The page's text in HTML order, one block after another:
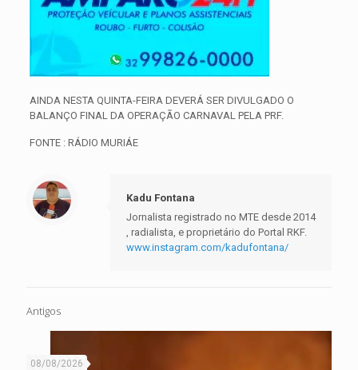
AINDA NESTA QUINTA-FEIRA DEVERÁ SER DIVULGADO O
BALANÇO FINAL DA OPERAÇÃO CARNAVAL PELA PRF.
FONTE : RÁDIO MURIÁE
Kadu Fontana
Jornalista registrado no MTE desde 2014
, radialista, e proprietário do Portal RKF.
www.instagram.com/kadufontana/
Antigos
08/08/2026